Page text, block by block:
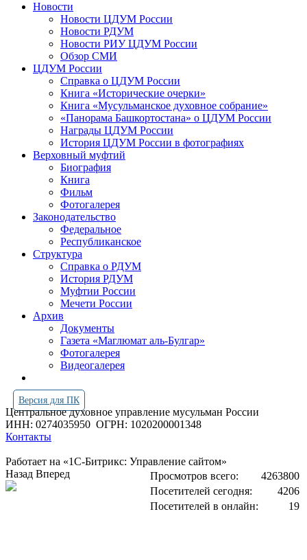
Новости
Новости ЦДУМ России
Новости РДУМ
Новости РИУ ЦДУМ России
Обзор СМИ
ЦДУМ России
Справка о ЦДУМ России
Книга «Исторические очерки»
Книга «Мусульманское духовное собрание»
«Панорама Башкортостана» о ЦДУМ России
Награды ЦДУМ России
История ЦДУМ России в фотографиях
Верховный муфтий
Биография
Книга
Фильм
Фотогалерея
Законодательство
Федеральное
Республиканское
Структура
Справка о РДУМ
История РДУМ
Муфтии России
Мечети России
Архив
Документы
Газета «Маглюмат аль-Булгар»
Фотогалерея
Видеогалерея
Версия для ПК
Центральное духовное управление мусульман России
ИНН: 0274035950 ОГРН: 1020200001348
Контакты
Работает на «1С-Битрикс: Управление сайтом»
Просмотров всего:
4263800
Посетителей сегодня:
4206
Посетителей в онлайн:
19
Назад Вперед